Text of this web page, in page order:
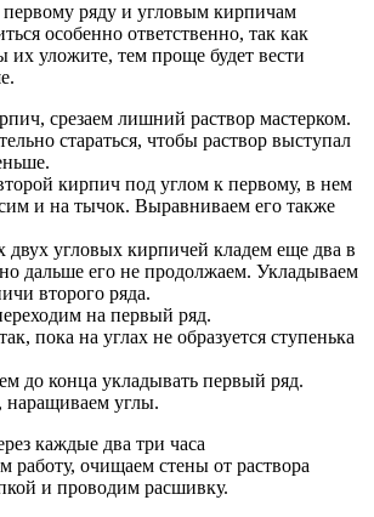
ряду и угловым кирпичам
особенно ответственно, так как
их уложите, тем проще будет вести
срезаем лишний раствор мастерком.
стараться, чтобы раствор выступал
кирпич под углом к первому, в нем
и на тычок. Выравниваем его также
двух угловых кирпичей кладем еще два в
дальше его не продолжаем. Укладываем
второго ряда.
на первый ряд.
пока на углах не образуется ступенька
до конца укладывать первый ряд.
наращиваем углы.
каждые два три часа
работу, очищаем стены от раствора
и проводим расшивку.